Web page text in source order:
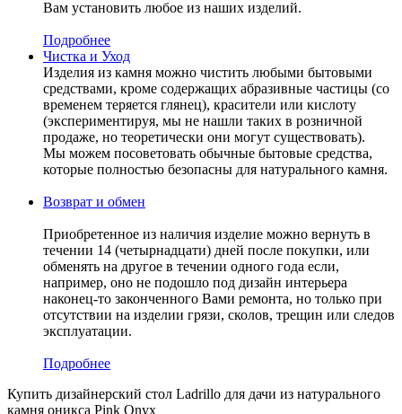
Вам установить любое из наших изделий.
Подробнее
Чистка и Уход
Изделия из камня можно чистить любыми бытовыми
средствами, кроме содержащих абразивные частицы (со
временем теряется глянец), красители или кислоту
(экспериментируя, мы не нашли таких в розничной
продаже, но теоретически они могут существовать).
Мы можем посоветовать обычные бытовые средства,
которые полностью безопасны для натурального камня.
Возврат и обмен
Приобретенное из наличия изделие можно вернуть в
течении 14 (четырнадцати) дней после покупки, или
обменять на другое в течении одного года если,
например, оно не подошло под дизайн интерьера
наконец-то законченного Вами ремонта, но только при
отсутствии на изделии грязи, сколов, трещин или следов
эксплуатации.
Подробнее
Купить дизайнерский стол Ladrillo для дачи из натурального
камня оникса Pink Onyx